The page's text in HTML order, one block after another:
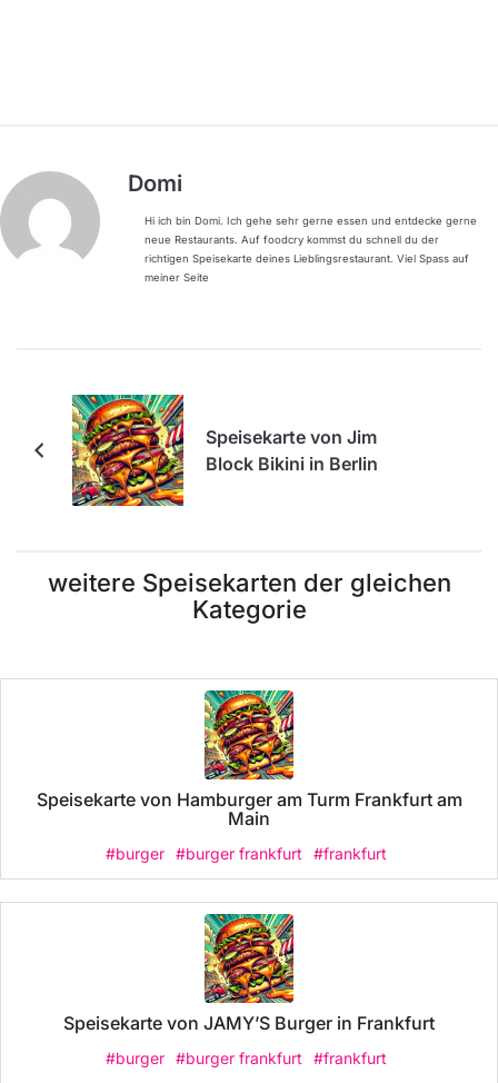
Domi
Hi ich bin Domi. Ich gehe sehr gerne essen und entdecke gerne
neue Restaurants. Auf foodcry kommst du schnell du der
richtigen Speisekarte deines Lieblingsrestaurant. Viel Spass auf
meiner Seite
Speisekarte von Jim
Block Bikini in Berlin
weitere Speisekarten der gleichen
Kategorie
Speisekarte von Hamburger am Turm Frankfurt am
Main
#burger #burger frankfurt #frankfurt
Speisekarte von JAMY’S Burger in Frankfurt
#burger #burger frankfurt #frankfurt